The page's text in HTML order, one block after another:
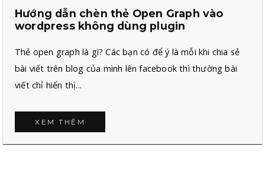
Hướng dẫn chèn thẻ Open Graph vào
wordpress không dùng plugin
Thẻ open graph là gì? Các bạn có để ý là mỗi khi chia sẻ
bài viết trên blog của mình lên facebook thì thường bài
viết chỉ hiển thị...
XEM THÊM